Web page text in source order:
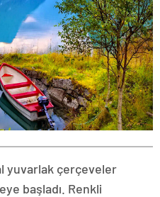
yuvarlak çerçeveler
başladı. Renkli